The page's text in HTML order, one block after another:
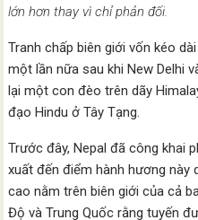
lớn hơn thay vì chỉ phản đối.
Tranh chấp biên giới vốn kéo
một lần nữa sau khi New Delhi
lại một con đèo trên dãy
đạo Hindu ở Tây Tạng.
Trước đây, Nepal đã công khai
xuất đến điểm hành hương
cao nằm trên biên giới của cả
Độ và Trung Quốc rằng tuyến